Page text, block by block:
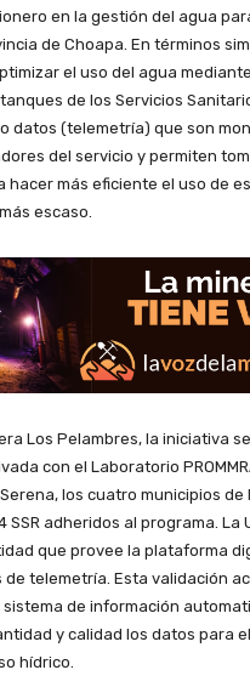
en la gestión del agua
de Choapa. En términos
el uso del agua
de los Servicios
datos (telemetría) que son
del servicio y permiten
hacer más eficiente el uso de
escaso.
Los Pelambres, la iniciativa
con el Laboratorio
los cuatro municipios de
SSR adheridos al programa. La
que provee la plataforma
telemetría. Esta validación
de información
y calidad los datos para
hídrico.